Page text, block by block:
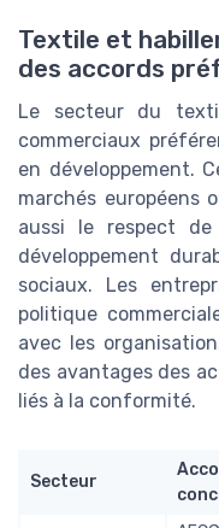
Textile et
des accords
Le secteur du
commerciaux
en développement.
marchés européens
aussi le respect
développement
sociaux. Les
politique
avec les
des avantages des
liés à la conformité.
Secteur